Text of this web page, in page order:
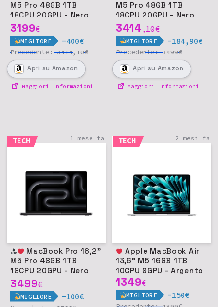
M5 Pro 48GB 1TB
18CPU 20GPU - Nero
siderale
3199€
MIGLIORE -400€
Precedente:3414,10€
Apri su Amazon
Maggiori Informazioni
M5 Pro 48GB 1TB
18CPU 20GPU - Nero
siderale
3414 , 10€
MIGLIORE -184,90€
Precedente:3499€
Apri su Amazon
Maggiori Informazioni
TECH 1 mese fa
M5 Pro 48GB 1TB
18CPU 20GPU - Nero
siderale
3499€
MIGLIORE -100€
TECH 2 mesi fa
Apple MacBook Air
13,6" M5 16GB 1TB
10CPU 8GPU - Argento
1349€
MIGLIORE -150€